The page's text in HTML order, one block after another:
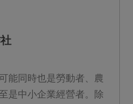
能同時也是勞動者、農
是中小企業經營者。除